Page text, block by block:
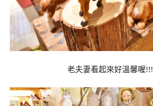
老夫妻看起來好溫馨喔!!!